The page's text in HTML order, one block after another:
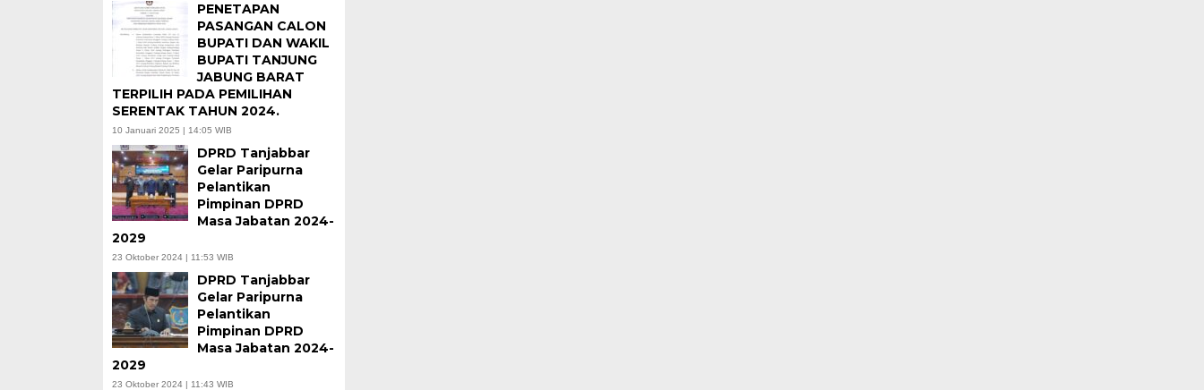
PENETAPAN
PASANGAN CALON
BUPATI DAN WAKIL
BUPATI TANJUNG
JABUNG BARAT
TERPILIH PADA PEMILIHAN
SERENTAK TAHUN 2024.
10 Januari 2025 | 14:05 WIB
DPRD Tanjabbar
Gelar Paripurna
Pelantikan
Pimpinan DPRD
Masa Jabatan 2024-
2029
23 Oktober 2024 | 11:53 WIB
DPRD Tanjabbar
Gelar Paripurna
Pelantikan
Pimpinan DPRD
Masa Jabatan 2024-
2029
23 Oktober 2024 | 11:43 WIB